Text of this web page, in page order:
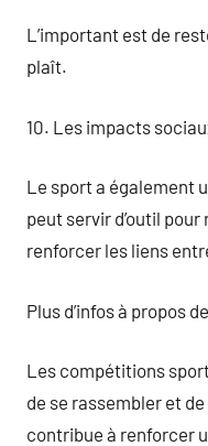
L’important est de
plaît.
10. Les impacts
Le sport a également
peut servir d’outil
renforcer les liens
Plus d’infos à propos de
Les compétitions
de se rassembler et
contribue à renforcer